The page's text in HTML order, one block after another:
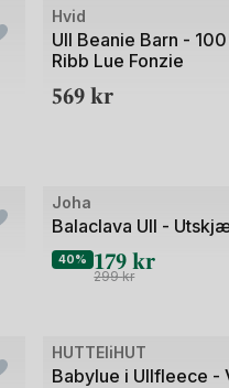
Bilde
av
Hvid
Ull Beanie Barn -
Ribb Lue Fonzie
569kr
Outlet
Bilde
av
Joha
Balaclava Ull -
40% 179kr
299kr
Outlet
Bilde
HUTTEliHUT
Babylue i Ullfleece -